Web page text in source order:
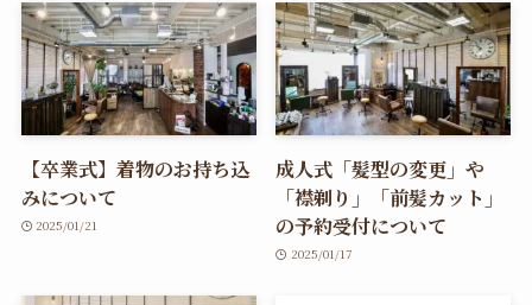
【卒業式】着物のお持ち込
みについて
2025/01/21
成人式「髪型の変更」や
「襟剃り」「前髪カット」
の予約受付について
2025/01/17